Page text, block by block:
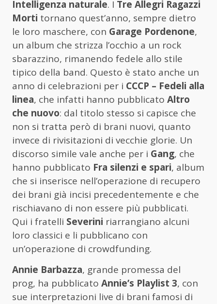
Intelligenza naturale. I Tre Allegri Ragazzi
Morti tornano quest’anno, sempre dietro
le loro maschere, con Garage Pordenone,
un album che strizza l’occhio a un rock
sbarazzino, rimanendo fedele allo stile
tipico della band. Questo è stato anche un
anno di celebrazioni per i CCCP – Fedeli alla
linea, che infatti hanno pubblicato Altro
che nuovo: dal titolo stesso si capisce che
non si tratta però di brani nuovi, quanto
invece di rivisitazioni di vecchie glorie. Un
discorso simile vale anche per i Gang, che
hanno pubblicato Fra silenzi e spari, album
che si inserisce nell’operazione di recupero
dei brani già incisi precedentemente e che
rischiavano di non essere più pubblicati.
Qui i fratelli Severini riarrangiano alcuni
loro classici e li pubblicano con
un’operazione di crowdfunding.
Annie Barbazza, grande promessa del
prog, ha pubblicato Annie’s Playlist 3, con
sue interpretazioni live di brani famosi di